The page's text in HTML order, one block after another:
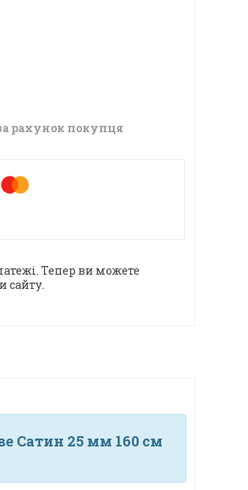
рахунок покупця
Тепер ви можете
сайту.
Сатин 25 мм 160 см